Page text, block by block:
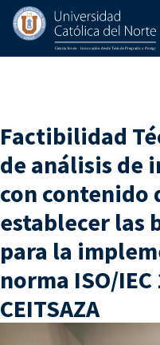
Factibilidad
de análisis de
con
establecer las
para la
norma ISO/
CEITSAZA